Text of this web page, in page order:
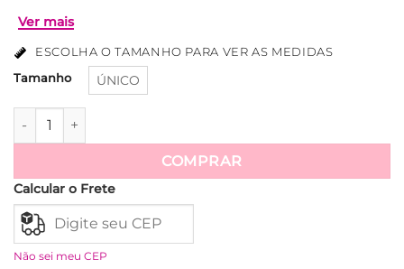
ESCOLHA O TAMANHO PARA VER AS MEDIDAS
Tamanho ÚNICO
Vestido Canelado Ribanna Curto Candy Color Maria -
COMPRAR
Calcular o Frete
Não sei meu CEP